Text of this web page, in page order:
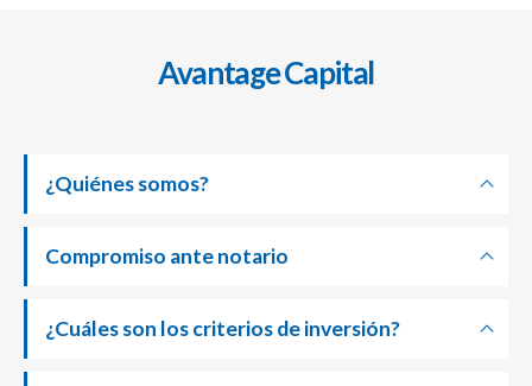
Avantage Capital
¿Quiénes somos?
Compromiso ante notario
¿Cuáles son los criterios de inversión?